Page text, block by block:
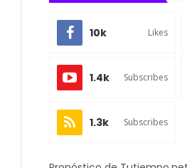
10k Likes
1.4k Subscribes
1.3k Subscribes